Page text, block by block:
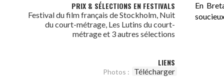
PRIX & SÉLECTIONS EN FESTIVALS
Festival du film français de Stockholm, Nuit
du court-métrage, Les Lutins du court-
métrage et 3 autres sélections
LIENS
Photos : Télécharger
En